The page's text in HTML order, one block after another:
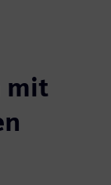
mit